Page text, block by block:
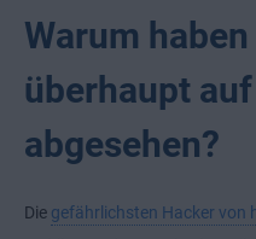
Warum
überhaupt
abgesehen?
Die gefährlichsten Hacker von